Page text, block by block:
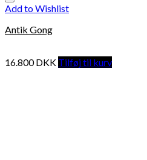
Add to Wishlist
Antik Gong
16.800DKK Tilføj til kurv